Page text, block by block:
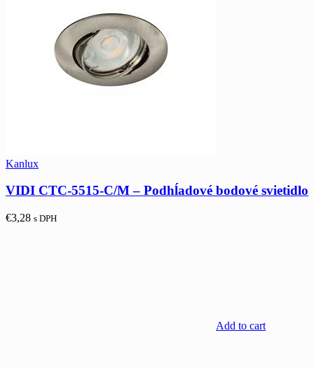
Kanlux
VIDI CTC-5515-C/M – Podhĺadové bodové svietidlo
€3,28 s DPH
Add to cart